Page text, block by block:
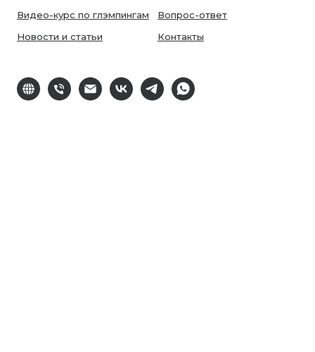
Видео-курс по глэмпингам
Новости и статьи
Вопрос-ответ
Контакты